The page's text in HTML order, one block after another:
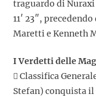
traguardo di
11′ 23″,
Maretti e Kenneth
I Verdetti delle
 Classifica
Stefan) conquista